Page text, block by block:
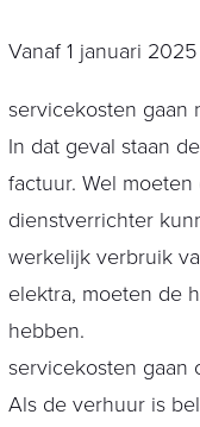
Vanaf 1 januari
servicekosten gaan
In dat geval staan
factuur. Wel
dienstverrichter
werkelijk verbruik
elektra, moeten de
hebben.
servicekosten gaan
Als de verhuur is